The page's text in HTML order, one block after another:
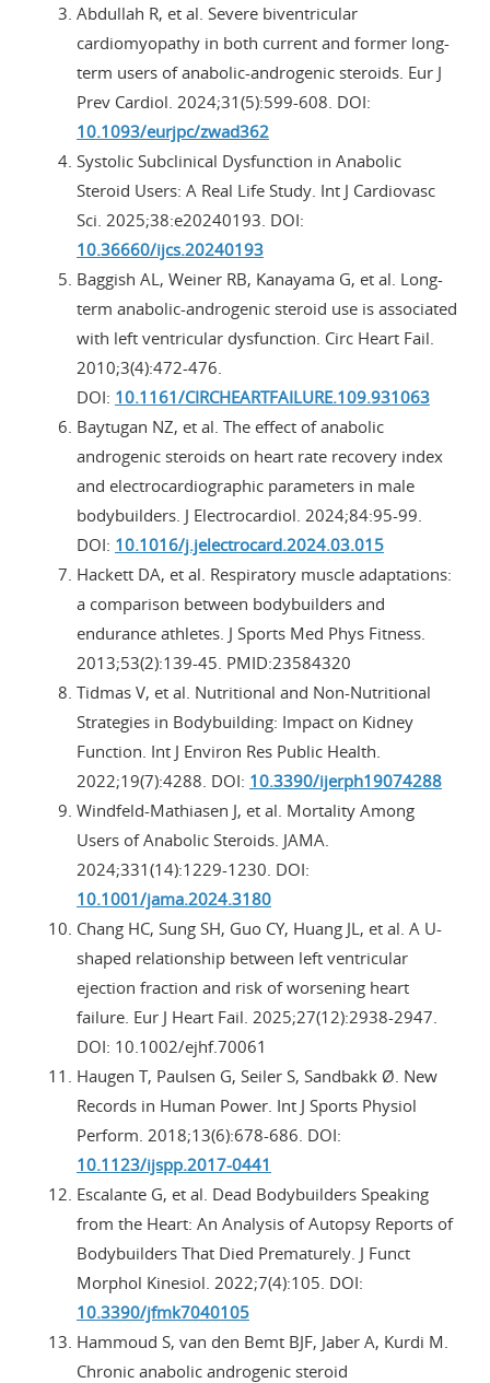
Abdullah R, et al. Severe biventricular
cardiomyopathy in both current and former long-
term users of anabolic-androgenic steroids. Eur J
Prev Cardiol. 2024;31(5):599-608. DOI:
10.1093/eurjpc/zwad362
Systolic Subclinical Dysfunction in Anabolic
Steroid Users: A Real Life Study. Int J Cardiovasc
Sci. 2025;38:e20240193. DOI:
10.36660/ijcs.20240193
Baggish AL, Weiner RB, Kanayama G, et al. Long-
term anabolic-androgenic steroid use is associated
with left ventricular dysfunction. Circ Heart Fail.
2010;3(4):472-476.
DOI: 10.1161/CIRCHEARTFAILURE.109.931063
Baytugan NZ, et al. The effect of anabolic
androgenic steroids on heart rate recovery index
and electrocardiographic parameters in male
bodybuilders. J Electrocardiol. 2024;84:95-99.
DOI: 10.1016/j.jelectrocard.2024.03.015
Hackett DA, et al. Respiratory muscle adaptations:
a comparison between bodybuilders and
endurance athletes. J Sports Med Phys Fitness.
2013;53(2):139-45. PMID:23584320
Tidmas V, et al. Nutritional and Non-Nutritional
Strategies in Bodybuilding: Impact on Kidney
Function. Int J Environ Res Public Health.
2022;19(7):4288. DOI: 10.3390/ijerph19074288
Windfeld-Mathiasen J, et al. Mortality Among
Users of Anabolic Steroids. JAMA.
2024;331(14):1229-1230. DOI:
10.1001/jama.2024.3180
Chang HC, Sung SH, Guo CY, Huang JL, et al. A U-
shaped relationship between left ventricular
ejection fraction and risk of worsening heart
failure. Eur J Heart Fail. 2025;27(12):2938-2947.
DOI: 10.1002/ejhf.70061
Haugen T, Paulsen G, Seiler S, Sandbakk Ø. New
Records in Human Power. Int J Sports Physiol
Perform. 2018;13(6):678-686. DOI:
10.1123/ijspp.2017-0441
Escalante G, et al. Dead Bodybuilders Speaking
from the Heart: An Analysis of Autopsy Reports of
Bodybuilders That Died Prematurely. J Funct
Morphol Kinesiol. 2022;7(4):105. DOI:
10.3390/jfmk7040105
Hammoud S, van den Bemt BJF, Jaber A, Kurdi M.
Chronic anabolic androgenic steroid